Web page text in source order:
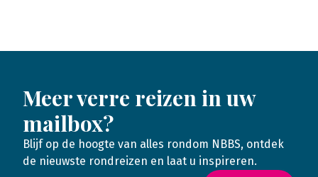
Meer verre reizen in uw
mailbox?
Blijf op de hoogte van alles rondom NBBS, ontdek
de nieuwste rondreizen en laat u inspireren.